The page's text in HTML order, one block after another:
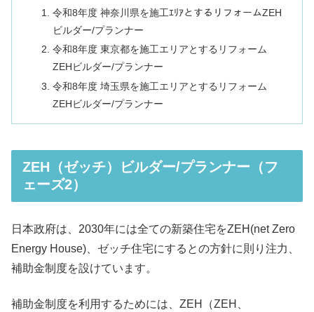
令和8年度 神奈川県を施工ｴﾘｱとするリフォームZEH
ビルダー/プランナー
令和8年度 東京都を施工エリアとするリフォーム
ZEHビルダー/プランナー
令和8年度 埼玉県を施工エリアとするリフォーム
ZEHビルダー/プランナー
ZEH（ゼッチ）ビルダー/プランナー（フ
ェーズ2）
日本政府は、2030年には全ての新築住宅をZEH(net Zero
Energy House)、ゼッチ住宅にするとの方針に則り注力、
補助金制度を設けています。
補助金制度を利用するためには、ZEH（ZEH、